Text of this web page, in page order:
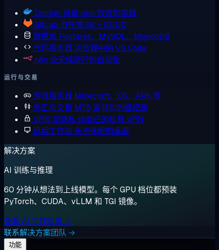
Docker 具备 root 权限的容器
GitLab 自托管 Git + CI/CD
数据库 Postgres、MySQL、MongoDB
代码服务器 浏览器中的 VS Code
n8n 全天候运行的自动化
运行与交易
游戏服务器 Minecraft、CS、ARK 等
外汇与交易 MT5 紧邻你的经纪商
VPN 与隐私 你自己的私有 VPN
远程工作站 永不休眠的桌面
解决方案
AI 训练与推理
60 分钟从想法到上线模型。每个 GPU 档位都预装
PyTorch、CUDA、vLLM 和 TGI 镜像。
查看 AI 工作负载 →
联系解决方案团队 →